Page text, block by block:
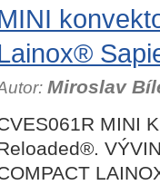
Miroslav
MINI